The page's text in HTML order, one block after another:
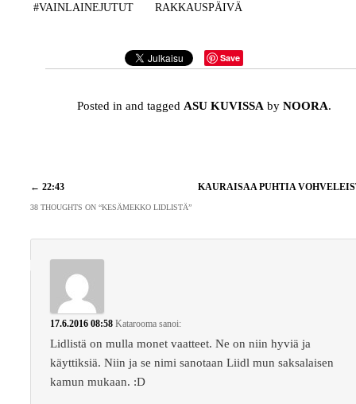
#VAINLAINEJUTUT RAKKAUSPÄIVÄ
Save
Posted in and taggedASU KUVISSA byNOORA.
Artikkelien
selaus
← 22:43 KAURAISAA PUHTIA
38 THOUGHTS ON “KESÄMEKKO LIDLISTÄ”
17.6.2016 08:58 Katarooma sanoi:
Lidlistä on mulla monet vaatteet. Ne on niin hyviä ja
käyttiksiä. Niin ja se nimi sanotaan Liidl mun saksalaisen
kamun mukaan. :D